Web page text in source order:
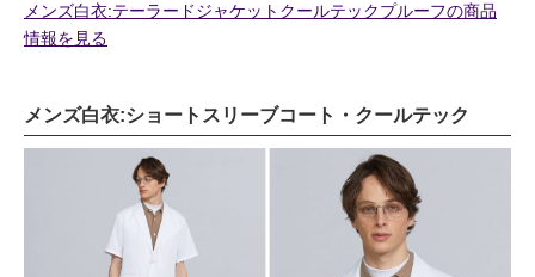
メンズ白衣:テーラードジャケットクールテックプルーフの商品
情報を見る
メンズ白衣:ショートスリーブコート・クールテック